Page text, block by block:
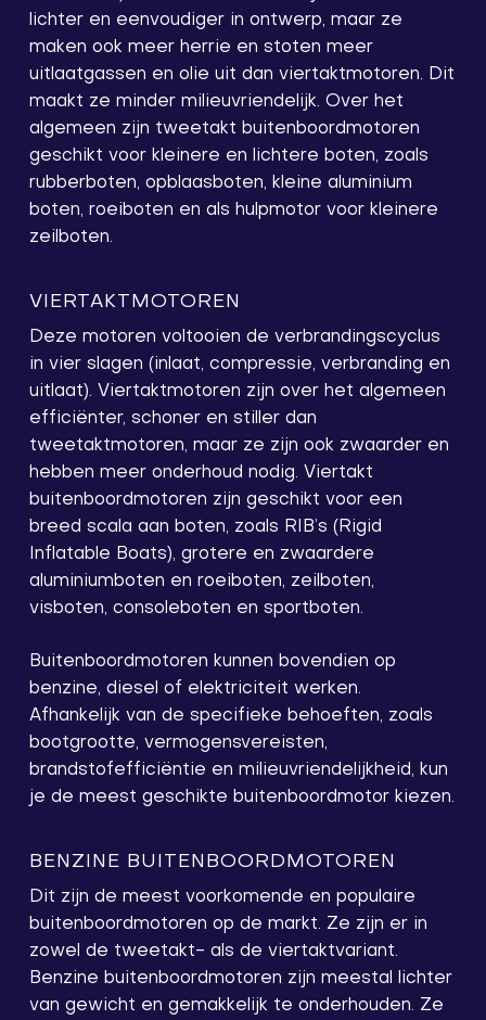
lichter en eenvoudiger in ontwerp, maar ze
maken ook meer herrie en stoten meer
uitlaatgassen en olie uit dan viertaktmotoren. Dit
maakt ze minder milieuvriendelijk. Over het
algemeen zijn tweetakt buitenboordmotoren
geschikt voor kleinere en lichtere boten, zoals
rubberboten, opblaasboten, kleine aluminium
boten, roeiboten en als hulpmotor voor kleinere
zeilboten.
VIERTAKTMOTOREN
Deze motoren voltooien de verbrandingscyclus
in vier slagen (inlaat, compressie, verbranding en
uitlaat). Viertaktmotoren zijn over het algemeen
efficiënter, schoner en stiller dan
tweetaktmotoren, maar ze zijn ook zwaarder en
hebben meer onderhoud nodig. Viertakt
buitenboordmotoren zijn geschikt voor een
breed scala aan boten, zoals RIB’s (Rigid
Inflatable Boats), grotere en zwaardere
aluminiumboten en roeiboten, zeilboten,
visboten, consoleboten en sportboten.
Buitenboordmotoren kunnen bovendien op
benzine, diesel of elektriciteit werken.
Afhankelijk van de specifieke behoeften, zoals
bootgrootte, vermogensvereisten,
brandstofefficiëntie en milieuvriendelijkheid, kun
je de meest geschikte buitenboordmotor kiezen.
BENZINE BUITENBOORDMOTOREN
Dit zijn de meest voorkomende en populaire
buitenboordmotoren op de markt. Ze zijn er in
zowel de tweetakt- als de viertaktvariant.
Benzine buitenboordmotoren zijn meestal lichter
van gewicht en gemakkelijk te onderhouden. Ze